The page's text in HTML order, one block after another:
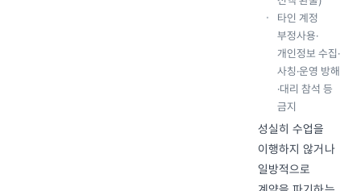
타인 계정
부정사용·
개인정보 수집·
사칭·운영 방해
·대리 참석 등
금지
성실히 수업을
이행하지 않거나
일방적으로